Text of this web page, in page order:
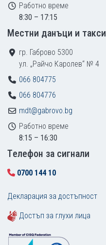
Работно време
8:30 – 17:15
Местни данъци и такси
гр. Габрово 5300
ул. „Райчо Каролев“ № 4
066 804775
066 804776
mdt@gabrovo.bg
Работно време
8:15 – 16:30
Tелефон за сигнали
0700 144 10
Декларация за достъпност
Достъп за глухи лица